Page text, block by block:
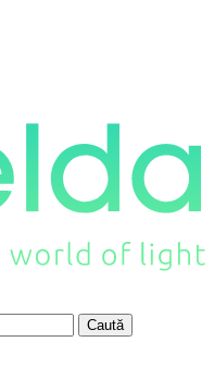
Caută